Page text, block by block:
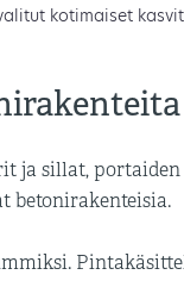
kotimaiset
ja sillat,
betonirakenteisia.